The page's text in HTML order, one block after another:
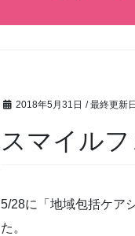
2018年5月31日 / 最終更新
スマイル
5/28に「地域包括ケア
た。